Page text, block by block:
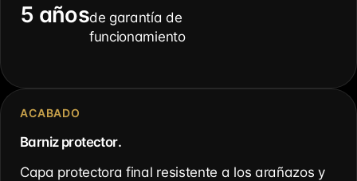
5 añosde garantía de
funcionamiento
ACABADO
Barniz protector.
Capa protectora final resistente a los arañazos y